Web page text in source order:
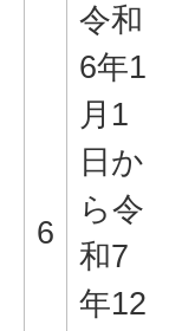
6
令和
6年1
月1
日か
ら令
和7
年12